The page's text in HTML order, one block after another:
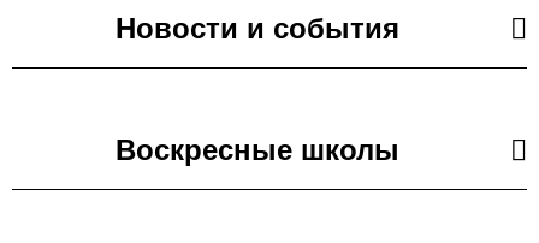
Новости и события
Воскресные школы